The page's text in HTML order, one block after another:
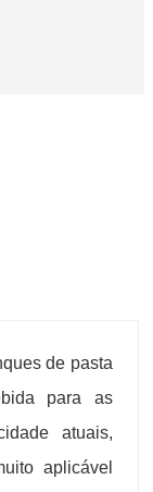
de pasta
para as
atuais,
aplicável